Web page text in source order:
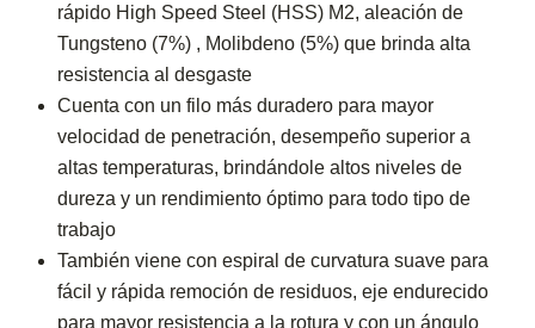
rápido High Speed Steel (HSS) M2, aleación de
Tungsteno (7%) , Molibdeno (5%) que brinda alta
resistencia al desgaste
Cuenta con un filo más duradero para mayor
velocidad de penetración, desempeño superior a
altas temperaturas, brindándole altos niveles de
dureza y un rendimiento óptimo para todo tipo de
trabajo
También viene con espiral de curvatura suave para
fácil y rápida remoción de residuos, eje endurecido
para mayor resistencia a la rotura y con un ángulo